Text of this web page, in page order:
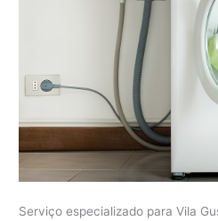
Serviço especializado para Vila